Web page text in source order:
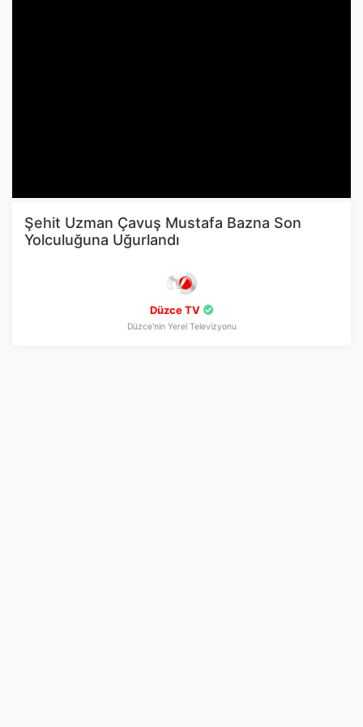
Şehit Uzman Çavuş Mustafa Bazna Son
Yolculuğuna Uğurlandı
Düzce TV
Düzce'nin Yerel Televizyonu